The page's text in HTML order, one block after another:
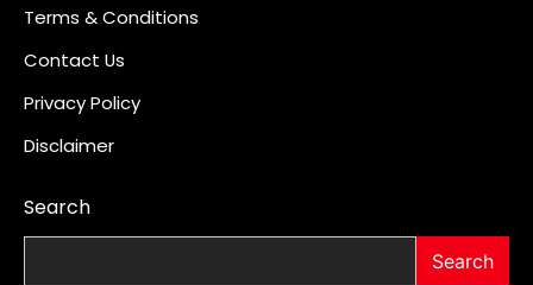
Terms & Conditions
Contact Us
Privacy Policy
Disclaimer
Search
Search